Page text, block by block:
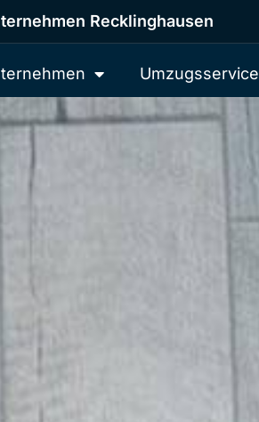
Recklinghausen
Umzugsservice